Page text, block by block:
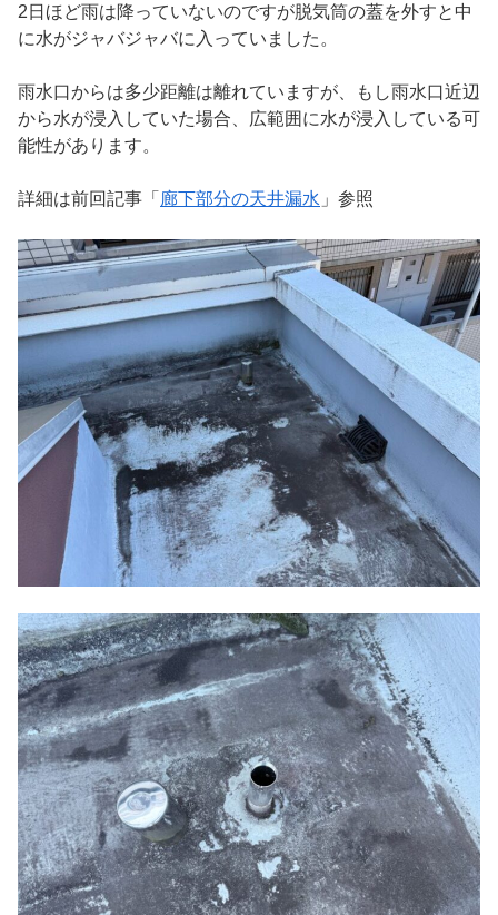
2日ほど雨は降っていないのですが脱気筒の蓋を外すと中
に水がジャバジャバに入っていました。
雨水口からは多少距離は離れていますが、もし雨水口近辺
から水が浸入していた場合、広範囲に水が浸入している可
能性があります。
詳細は前回記事「 廊下部分の天井漏水 」参照